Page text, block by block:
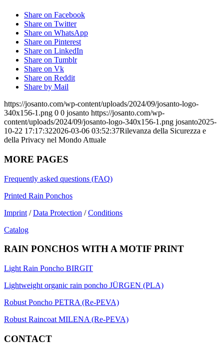
Share on Facebook
Share on Twitter
Share on WhatsApp
Share on Pinterest
Share on LinkedIn
Share on Tumblr
Share on Vk
Share on Reddit
Share by Mail
https://josanto.com/wp-content/uploads/2024/09/josanto-logo-
340x156-1.png 0 0 josanto https://josanto.com/wp-
content/uploads/2024/09/josanto-logo-340x156-1.png josanto2025-
10-22 17:17:322026-03-06 03:52:37Rilevanza della Sicurezza e
della Privacy nel Mondo Attuale
MORE PAGES
Frequently asked questions (FAQ)
Printed Rain Ponchos
Imprint /Data Protection /Conditions
Catalog
RAIN PONCHOS WITH A MOTIF PRINT
Light Rain Poncho BIRGIT
Lightweight organic rain poncho JÜRGEN (PLA)
Robust Poncho PETRA (Re-PEVA)
Robust Raincoat MILENA (Re-PEVA)
CONTACT